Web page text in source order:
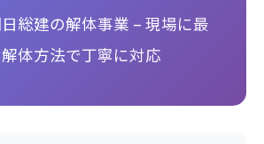
総建の解体事業 – 現場に最
体方法で丁寧に対応